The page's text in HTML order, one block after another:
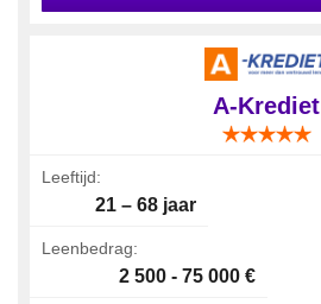
A-Krediet
Leeftijd:
21 – 68 jaar
Leenbedrag:
2 500 - 75 000 €